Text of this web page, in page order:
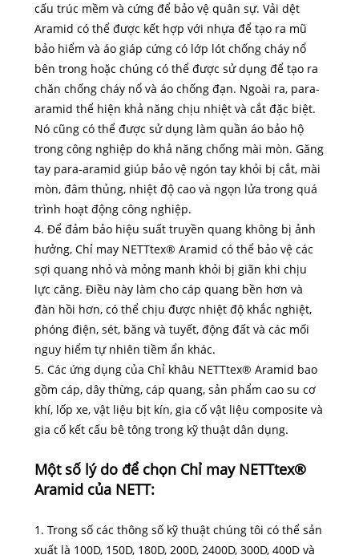
cấu trúc mềm và cứng để bảo vệ quân sự. Vải dệt
Aramid có thể được kết hợp với nhựa để tạo ra mũ
bảo hiểm và áo giáp cứng có lớp lót chống cháy nổ
bên trong hoặc chúng có thể được sử dụng để tạo ra
chăn chống cháy nổ và áo chống đạn. Ngoài ra, para-
aramid thể hiện khả năng chịu nhiệt và cắt đặc biệt.
Nó cũng có thể được sử dụng làm quần áo bảo hộ
trong công nghiệp do khả năng chống mài mòn. Găng
tay para-aramid giúp bảo vệ ngón tay khỏi bị cắt, mài
mòn, đâm thủng, nhiệt độ cao và ngọn lửa trong quá
trình hoạt động công nghiệp.
4. Để đảm bảo hiệu suất truyền quang không bị ảnh
hưởng, Chỉ may NETTtex® Aramid có thể bảo vệ các
sợi quang nhỏ và mỏng manh khỏi bị giãn khi chịu
lực căng. Điều này làm cho cáp quang bền hơn và
đàn hồi hơn, có thể chịu được nhiệt độ khắc nghiệt,
phóng điện, sét, băng và tuyết, động đất và các mối
nguy hiểm tự nhiên tiềm ẩn khác.
5. Các ứng dụng của Chỉ khâu NETTtex® Aramid bao
gồm cáp, dây thừng, cáp quang, sản phẩm cao su cơ
khí, lốp xe, vật liệu bịt kín, gia cố vật liệu composite và
gia cố kết cấu bê tông trong kỹ thuật dân dụng.
Một số lý do để chọn Chỉ may NETTtex®
Aramid của NETT:
1. Trong số các thông số kỹ thuật chúng tôi có thể sản
xuất là 100D, 150D, 180D, 200D, 2400D, 300D, 400D và